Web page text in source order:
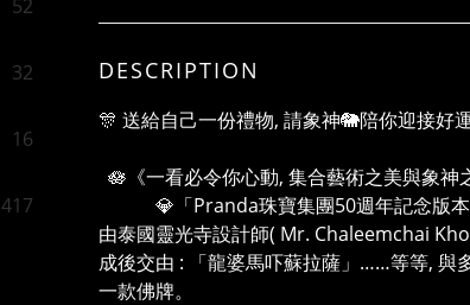
52
32
16
417
DESCRIPTION
🎊 送給自己一份禮物, 請象神🐘陪你迎接好
🪷《一看必令你心動, 集合藝術之美與象神
💎「Pranda珠寶集團50週年記念版本
由泰國靈光寺設計師( Mr. Chaleemchai
成後交由 : 「龍婆馬吓蘇拉薩」……等等, 與
一款佛牌。